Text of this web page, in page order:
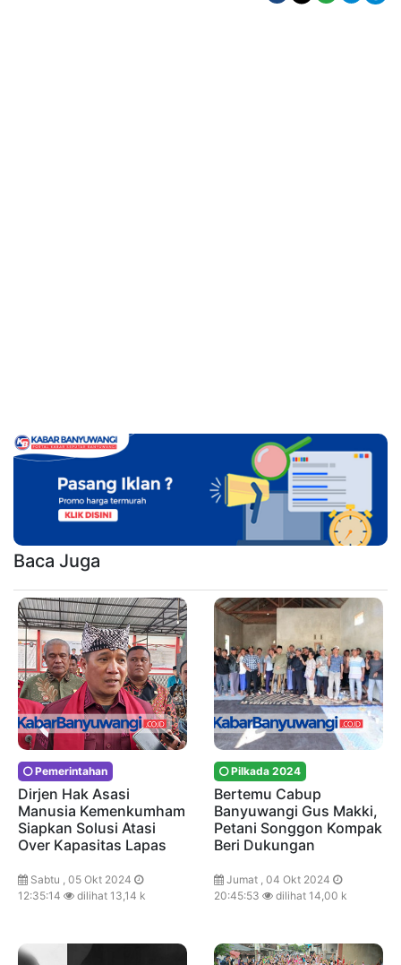
Baca Juga
Pemerintahan
Dirjen Hak Asasi
Manusia Kemenkumham
Siapkan Solusi Atasi
Over Kapasitas Lapas
Sabtu , 05 Okt 2024
12:35:14
dilihat 13,14 k
Pilkada 2024
Bertemu Cabup
Banyuwangi Gus Makki,
Petani Songgon Kompak
Beri Dukungan
Jumat , 04 Okt 2024
20:45:53
dilihat 14,00 k